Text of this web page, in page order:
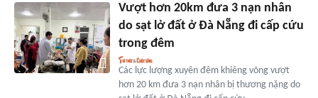
Vượt hơn 20km đưa 3 nạn nhân
do sạt lở đất ở Đà Nẵng đi cấp cứu
trong đêm
Các lực lượng xuyên đêm khiêng võng vượt
hơn 20 km đưa 3 nạn nhân bị thương nặng do